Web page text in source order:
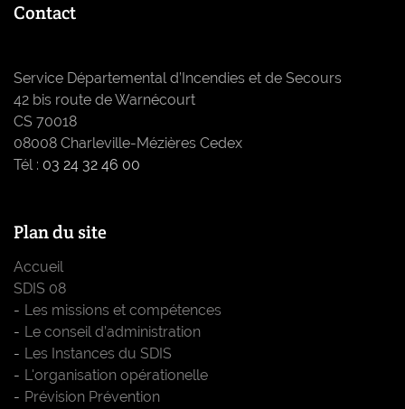
Contact
Service Départemental d’Incendies et de Secours
42 bis route de Warnécourt
CS 70018
08008 Charleville-Mézières Cedex
Tél : 03 24 32 46 00
Plan du site
Accueil
SDIS 08
Les missions et compétences
Le conseil d’administration
Les Instances du SDIS
L'organisation opérationelle
Prévision Prévention